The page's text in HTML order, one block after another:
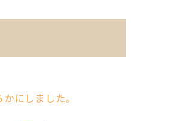
にしました。